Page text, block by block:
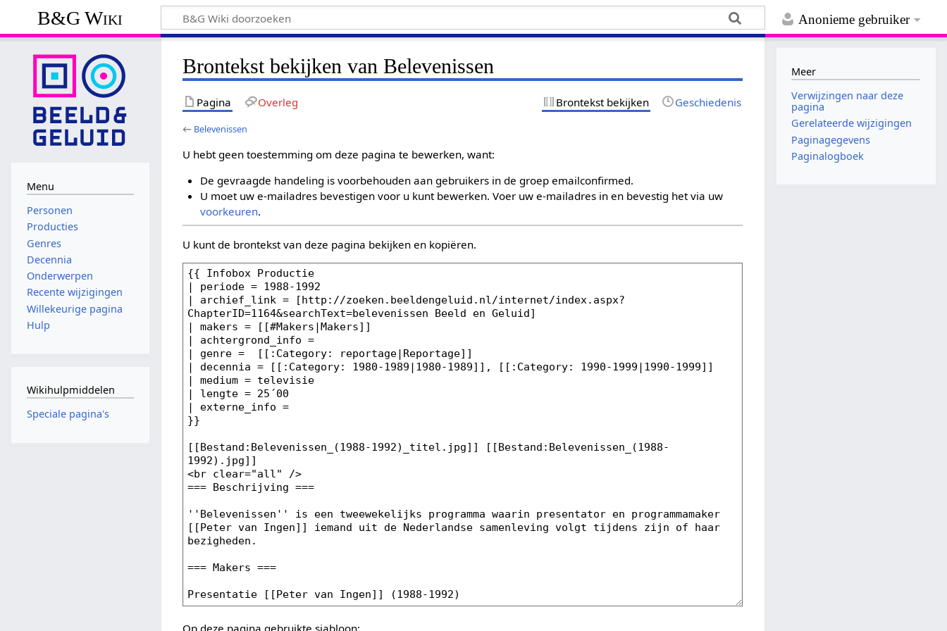
Anonieme gebruiker
B&G Wiki
Brontekst bekijken van Belevenissen
Pagina Overleg Brontekst bekijken Geschiedenis
← Belevenissen
U hebt geen toestemming om deze pagina te bewerken, want:
De gevraagde handeling is voorbehouden aan gebruikers in de groep emailconfirmed.
U moet uw e-mailadres bevestigen voor u kunt bewerken. Voer uw e-mailadres in en bevestig het via uw
voorkeuren.
U kunt de brontekst van deze pagina bekijken en kopiëren.
Op deze pagina gebruikte sjabloon:
Menu
Personen
Producties
Genres
Decennia
Onderwerpen
Recente wijzigingen
Willekeurige pagina
Hulp
Wikihulpmiddelen
Speciale pagina's
Meer
Verwijzingen naar deze
pagina
Gerelateerde wijzigingen
Paginagegevens
Paginalogboek